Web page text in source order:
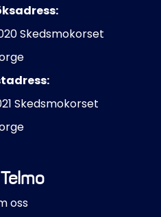
Skedsmokorset
Skedsmokorset
oss